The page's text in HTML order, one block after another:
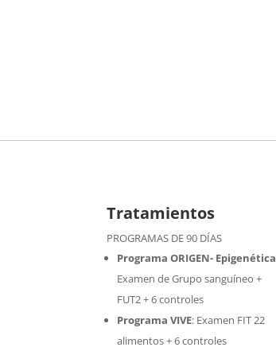
Tratamientos
PROGRAMAS DE 90 DÍAS
Programa ORIGEN- Epigenética
Examen de Grupo sanguíneo +
FUT2 + 6 controles
Programa VIVE: Examen FIT 22
alimentos + 6 controles